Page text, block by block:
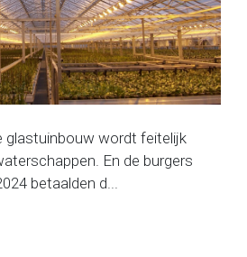
glastuinbouw wordt feitelijk
En de burgers
betaalden d...